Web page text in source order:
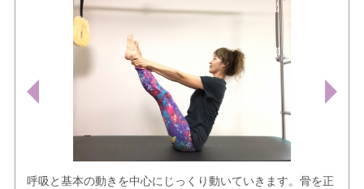
呼吸と基本の動きを中心にじっくり動いていきます。骨を正